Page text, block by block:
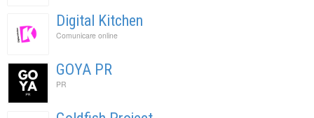
Digital Kitchen
Comunicare online
GOYA PR
PR